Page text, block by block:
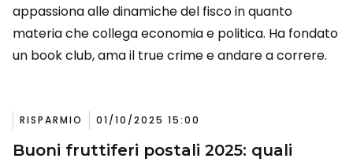
appassiona alle dinamiche del fisco in quanto
materia che collega economia e politica. Ha fondato
un book club, ama il true crime e andare a correre.
RISPARMIO 01/10/2025 15:00
Buoni fruttiferi postali 2025: quali